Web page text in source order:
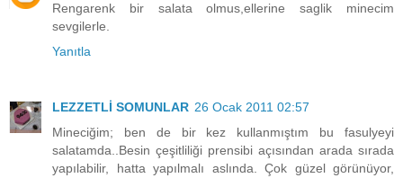
Rengarenk bir salata olmus,ellerine saglik minecim
sevgilerle.
Yanıtla
LEZZETLİ SOMUNLAR 26 Ocak 2011 02:57
Mineciğim; ben de bir kez kullanmıştım bu fasulyeyi
salatamda..Besin çeşitliliği prensibi açısından arada sırada
yapılabilir, hatta yapılmalı aslında. Çok güzel görünüyor,